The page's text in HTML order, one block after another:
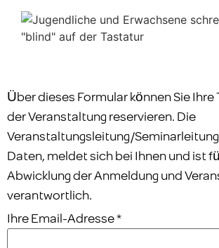
Über dieses Formular können Sie Ihre
der Veranstaltung reservieren. Die
Veranstaltungsleitung/
Daten, meldet sich bei Ihnen und ist
Abwicklung der Anmeldung und
verantwortlich.
Ihre Email-Adresse*